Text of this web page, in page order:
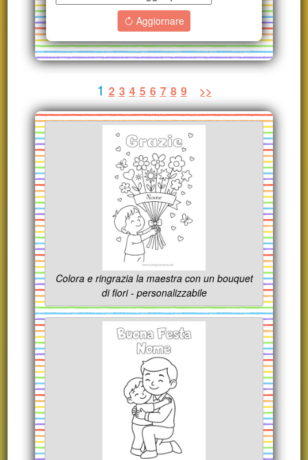
Aggiornare
1 2 3 4 5 6 7 8 9 >>
Colora e ringrazia la maestra con un bouquet
di fiori - personalizzabile